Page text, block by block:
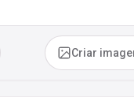
Criar